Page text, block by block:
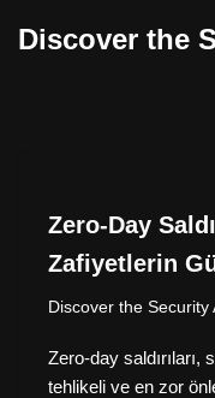
Discover the
Zero-Day
Zafiyetlerin
Discover the Security
Zero-day saldırıları,
tehlikeli ve en zor